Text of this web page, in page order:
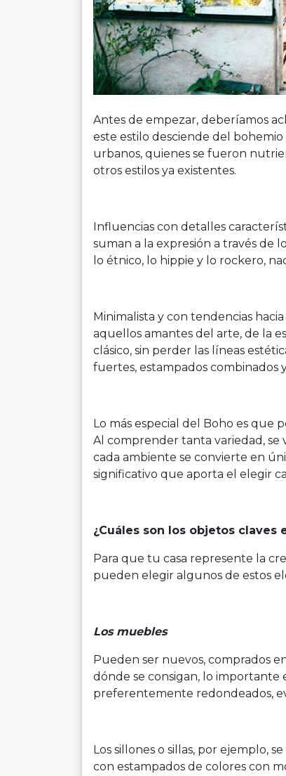
Antes de empezar, deberíamos
este estilo desciende del
urbanos, quienes se fueron
otros estilos ya existentes.
Influencias con detalles
suman a la expresión a través de
lo étnico, lo hippie y lo rockero,
Minimalista y con tendencias
aquellos amantes del arte, de la
clásico, sin perder las líneas
fuertes, estampados combinados
Lo más especial del Boho es que
Al comprender tanta variedad, se
cada ambiente se convierte en
significativo que aporta el elegir
¿Cuáles son los objetos claves
Para que tu casa represente la
pueden elegir algunos de estos
Los muebles
Pueden ser nuevos, comprados
dónde se consigan, lo importante
preferentemente redondeados,
Los sillones o sillas, por ejemplo,
con estampados de colores con